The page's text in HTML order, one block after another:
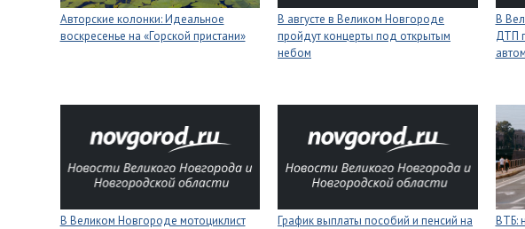
Авторские колонки: Идеальное
воскресенье на «Горской пристани»
В августе в Великом Новгороде
пройдут концерты под открытым
небом
В
ДТП
В Великом Новгороде мотоциклист
График выплаты пособий и пенсий на
ВТБ: